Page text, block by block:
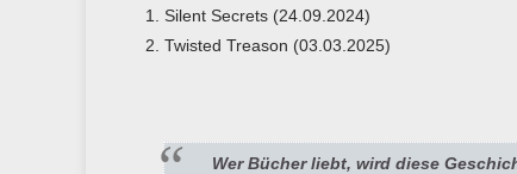
Silent Secrets (24.09.2024)
Twisted Treason (03.03.2025)
Wer Bücher liebt, wird diese